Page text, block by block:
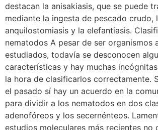
destacan la anisakiasis, que se puede
mediante la ingesta de pescado crudo,
anquilostomiasis y la elefantiasis.
nematodos A pesar de ser organismos
estudiados, todavía se desconocen
características y hay muchas
la hora de clasificarlos correctamente.
el pasado sí hay un acuerdo en la
para dividir a los nematodos en dos
adenofóreos y los secernénteos.
estudios moleculares más recientes no